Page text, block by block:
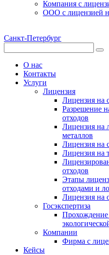
Компания с
ООО с лицензией
Санкт-Петербург
О нас
Контакты
Услуги
Лицензия
Лицензия на
Разрешение
отходов
Лицензия на
металлов
Лицензия на
Лицензия на
отходов
Этапы
отходами и
Лицензия на
Госэкспертиза
Прохождение
Компании
Фирма с
Кейсы